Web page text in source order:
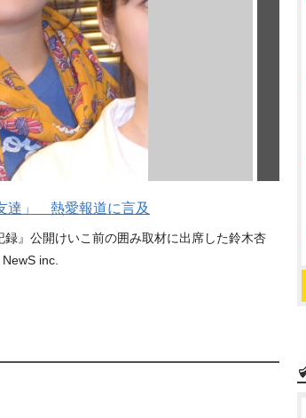
達」 熱愛報道に言及
』公開けいこ前の囲み取材に出席した鈴木杏
inc.